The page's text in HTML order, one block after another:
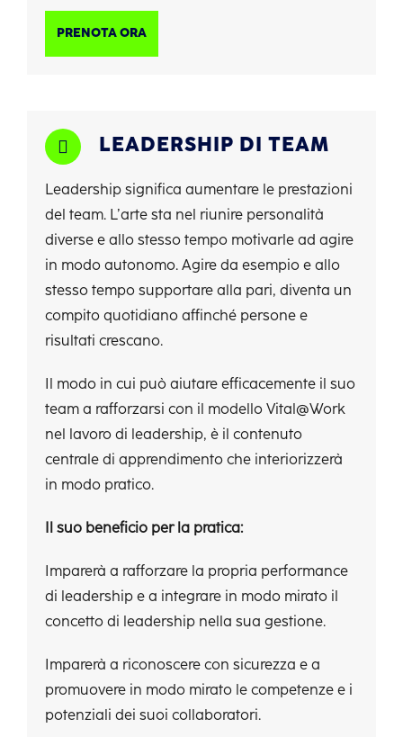
PRENOTA ORA
LEADERSHIP DI TEAM
Leadership significa aumentare le prestazioni
del team. L’arte sta nel riunire personalità
diverse e allo stesso tempo motivarle ad agire
in modo autonomo. Agire da esempio e allo
stesso tempo supportare alla pari, diventa un
compito quotidiano affinché persone e
risultati crescano.
Il modo in cui può aiutare efficacemente il suo
team a rafforzarsi con il modello Vital@Work
nel lavoro di leadership, è il contenuto
centrale di apprendimento che interiorizzerà
in modo pratico.
Il suo beneficio per la pratica:
Imparerà a rafforzare la propria performance
di leadership e a integrare in modo mirato il
concetto di leadership nella sua gestione.
Imparerà a riconoscere con sicurezza e a
promuovere in modo mirato le competenze e i
potenziali dei suoi collaboratori.